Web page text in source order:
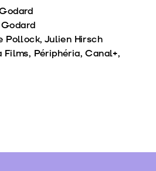
Pollock, Julien Hirsch
Périphéria, Canal+,